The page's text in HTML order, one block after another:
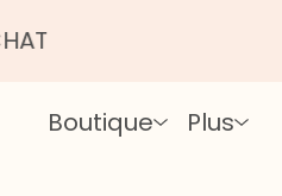
LES
Boutique Plus